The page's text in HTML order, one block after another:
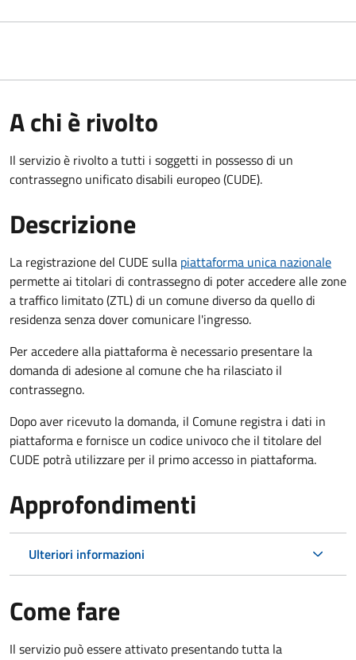
A chi è rivolto
Il servizio è rivolto a tutti i soggetti in possesso di un
contrassegno unificato disabili europeo (CUDE).
Descrizione
La registrazione del CUDE sulla piattaforma unica nazionale
permette ai titolari di contrassegno di poter accedere alle zone
a traffico limitato (ZTL) di un comune diverso da quello di
residenza senza dover comunicare l'ingresso.
Per accedere alla piattaforma è necessario presentare la
domanda di adesione al comune che ha rilasciato il
contrassegno.
Dopo aver ricevuto la domanda, il Comune registra i dati in
piattaforma e fornisce un codice univoco che il titolare del
CUDE potrà utilizzare per il primo accesso in piattaforma.
Approfondimenti
Ulteriori informazioni
Come fare
Il servizio può essere attivato presentando tutta la